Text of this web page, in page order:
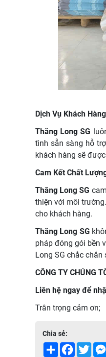
Dịch Vụ Khách
Thăng Long SG
tình sẵn sàng hỗ
khách hàng sẽ
Cam Kết Chất
Thăng Long SG
thiện với môi
cho khách hàng.
Thăng Long SG
pháp đóng gói bền
Long SG chắc
CÔNG TY CHÚNG
Liên hệ ngay để
Trân trọng cảm ơn;
Chia sẻ:
Share Facebook